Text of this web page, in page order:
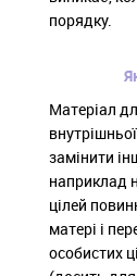
порядку.
Матеріал
замінити
наприклад
цілей
матері і
особистих